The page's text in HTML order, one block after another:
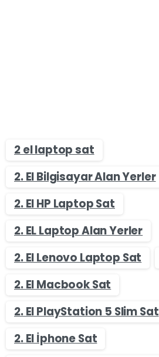
2 el laptop sat
2. El Bilgisayar Alan Yerler
2. El HP Laptop Sat
2. EL Laptop Alan Yerler
2. El Lenovo Laptop Sat
2. El Macbook Sat
2. El PlayStation 5 Slim Sat
2. El İphone Sat